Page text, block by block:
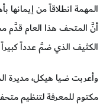
المهمة انطلاقاً من إيمانها
أنَّ المتحف هذا العام قدَّم
الكثيف الذي ضمَّ عدداً
وأعربت ضيا هيكل، مديرة
مكتوم للمعرفة لتنظيم